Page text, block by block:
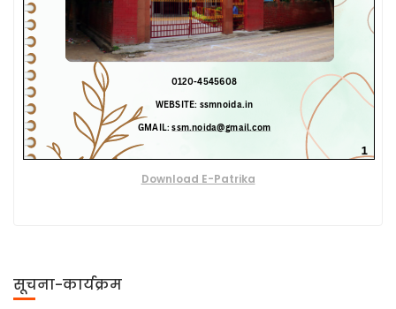
Download E-Patrika
सूचना-कार्यक्रम